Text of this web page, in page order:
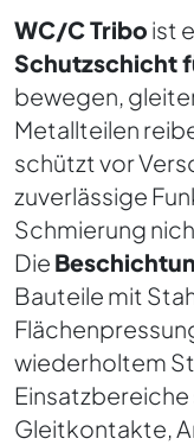
WC/C Tribo ist
Schutzschicht
bewegen,
Metallteilen
schützt vor
zuverlässige
Schmierung
Die
Bauteile mit
wiederholtem
Gleitkontakte,